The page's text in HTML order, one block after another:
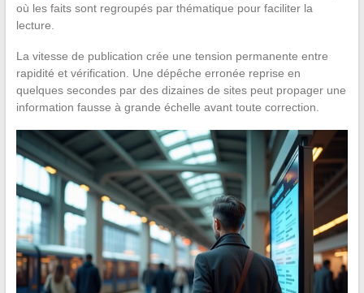
où les faits sont regroupés par thématique pour faciliter la
lecture.
La vitesse de publication crée une tension permanente entre
rapidité et vérification. Une dépêche erronée reprise en
quelques secondes par des dizaines de sites peut propager une
information fausse à grande échelle avant toute correction.